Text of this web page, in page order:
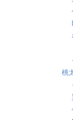
桃